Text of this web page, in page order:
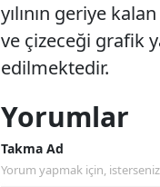
yılının geriye
ve çizeceği grafik
edilmektedir.
Yorumlar
Takma Ad
Yorum yapmak için, isterseniz